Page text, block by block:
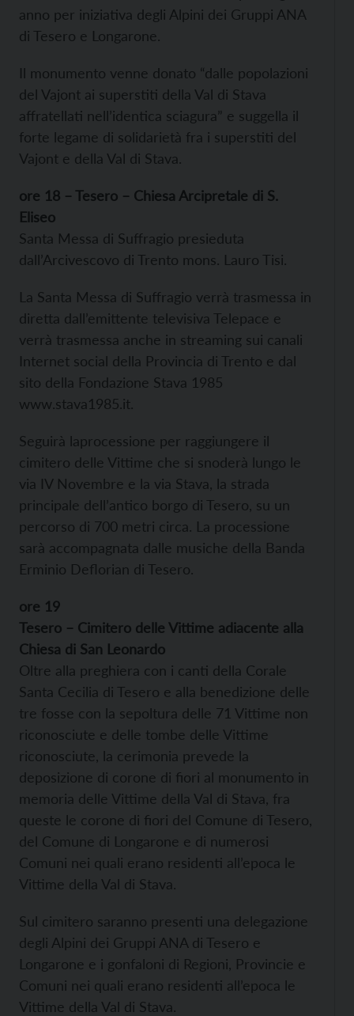
anno per iniziativa degli Alpini dei Gruppi ANA
di Tesero e Longarone.
Il monumento venne donato “dalle popolazioni
del Vajont ai superstiti della Val di Stava
affratellati nell’identica sciagura” e suggella il
forte legame di solidarietà fra i superstiti del
Vajont e della Val di Stava.
ore 18 – Tesero – Chiesa Arcipretale di S.
Eliseo
Santa Messa di Suffragio presieduta
dall’Arcivescovo di Trento mons. Lauro Tisi.
La Santa Messa di Suffragio verrà trasmessa in
diretta dall’emittente televisiva Telepace e
verrà trasmessa anche in streaming sui canali
Internet social della Provincia di Trento e dal
sito della Fondazione Stava 1985
www.stava1985.it.
Seguirà laprocessione per raggiungere il
cimitero delle Vittime che si snoderà lungo le
via IV Novembre e la via Stava, la strada
principale dell’antico borgo di Tesero, su un
percorso di 700 metri circa. La processione
sarà accompagnata dalle musiche della Banda
Erminio Deflorian di Tesero.
ore 19
Tesero – Cimitero delle Vittime adiacente alla
Chiesa di San Leonardo
Oltre alla preghiera con i canti della Corale
Santa Cecilia di Tesero e alla benedizione delle
tre fosse con la sepoltura delle 71 Vittime non
riconosciute e delle tombe delle Vittime
riconosciute, la cerimonia prevede la
deposizione di corone di fiori al monumento in
memoria delle Vittime della Val di Stava, fra
queste le corone di fiori del Comune di Tesero,
del Comune di Longarone e di numerosi
Comuni nei quali erano residenti all’epoca le
Vittime della Val di Stava.
Sul cimitero saranno presenti una delegazione
degli Alpini dei Gruppi ANA di Tesero e
Longarone e i gonfaloni di Regioni, Provincie e
Comuni nei quali erano residenti all’epoca le
Vittime della Val di Stava.